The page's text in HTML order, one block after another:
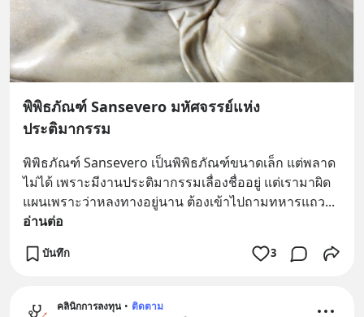
พิพิธภัณฑ์ Sansevero มหัศจรรย์แห่ง
ประติมากรรม
พิพิธภัณฑ์ Sansevero เป็นพิพิธภัณฑ์ขนาดเล็ก แต่พลาด
ไม่ได้ เพราะมีงานประติมากรรมเลื่องชื่ออยู่ แต่เรามาผิด
แผนเพราะว่าหลงทางอยู่นาน ต้องเข้าไปถามทหารแถว
อ่านต่อ
บันทึก 3
คลินิกการลงทุน • ติดตาม